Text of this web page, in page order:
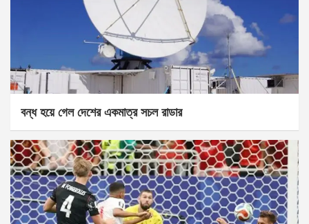
বন্ধ হয়ে গেল দেশের একমাত্র সচল রাডার